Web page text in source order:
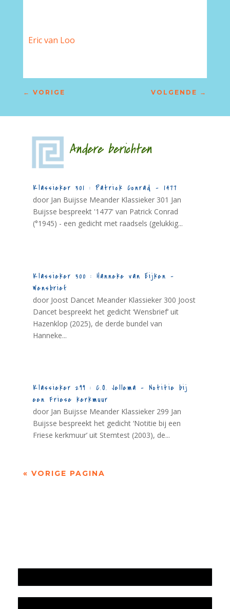
Eric van Loo
← VORIGE VOLGENDE →
Andere berichten
Klassieker 301 : Patrick Conrad – 1477
door Jan Buijsse Meander Klassieker 301 Jan
Buijsse bespreekt '1477' van Patrick Conrad
(°1945) - een gedicht met raadsels (gelukkig...
Klassieker 300 : Hanneke van Eijken –
Wensbrief
door Joost Dancet Meander Klassieker 300 Joost
Dancet bespreekt het gedicht ‘Wensbrief’ uit
Hazenklop (2025), de derde bundel van
Hanneke...
Klassieker 299 : C.O. Jellema – Notitie bij
een Friese kerkmuur
door Jan Buijsse Meander Klassieker 299 Jan
Buijsse bespreekt het gedicht ‘Notitie bij een
Friese kerkmuur’ uit Stemtest (2003), de...
« VORIGE PAGINA